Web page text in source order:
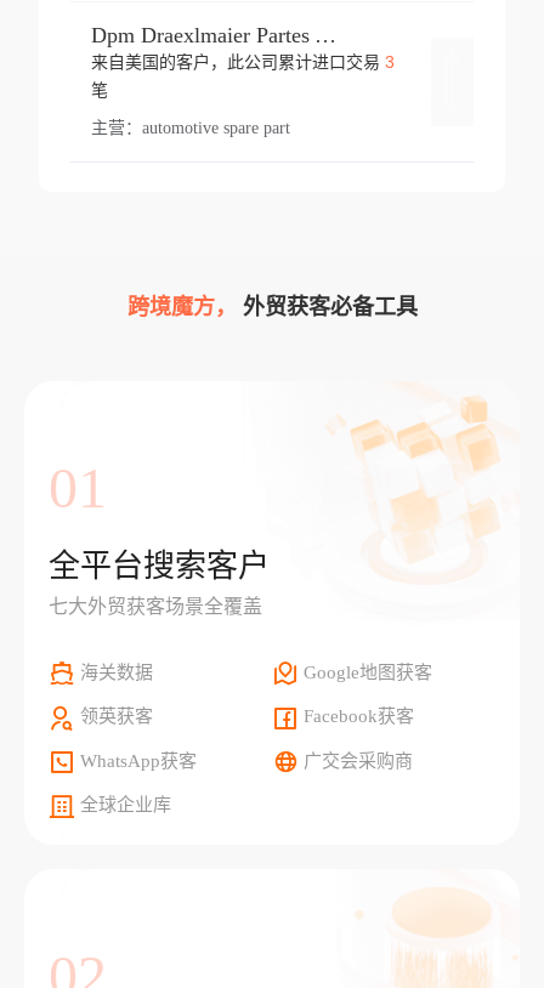
Dpm Draexlmaier Partes Automotrices Corr Ind Huejotzingo
来自美国的客户，此公司累计进口交易 3
笔
主营： automotive spare part
跨境魔方， 外贸获客必备工具
01
全平台搜索客户
七大外贸获客场景全覆盖
海关数据 Google地图获客
领英获客 Facebook获客
WhatsApp获客 广交会采购商
全球企业库